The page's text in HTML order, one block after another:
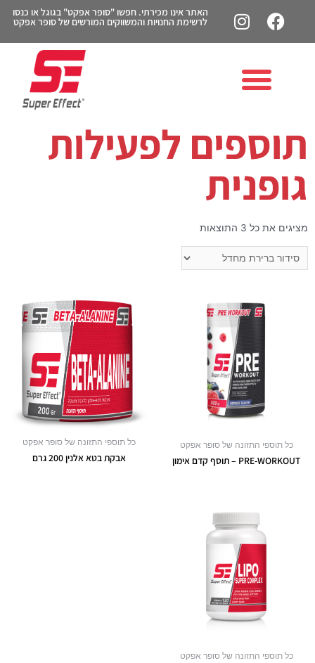
האתר אינו מכירתי. חפשו "סופר אפקט" בגוגל או כנסו
לרשימת החנויות והמשווקים המורשים של סופר אפקט
תוספים לפעילות
גופנית
מציגים את כל ⁦3⁩ התוצאות
כל תוספי התזונה של סופר אפקט
PRE-WORKOUT – תוסף קדם אימון
כל תוספי התזונה של סופר אפקט
אבקת בטא אלנין 200 גרם
כל תוספי התזונה של סופר אפקט